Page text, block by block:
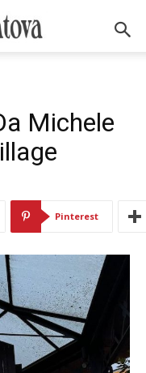
Michele
Pinterest